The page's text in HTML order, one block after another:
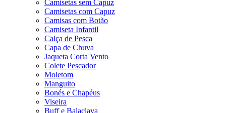
Camisetas sem Capuz
Camisetas com Capuz
Camisas com Botão
Camiseta Infantil
Calça de Pesca
Capa de Chuva
Jaqueta Corta Vento
Colete Pescador
Moletom
Manguito
Bonés e Chapéus
Viseira
Buff e Balaclava